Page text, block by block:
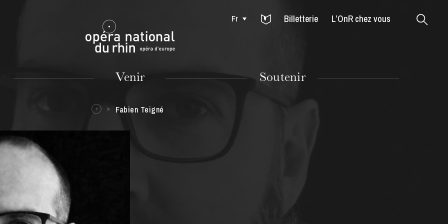
Mulhouse
Fr Billetterie L’OnR chez vous
Venir Soutenir
Fabien Teigné